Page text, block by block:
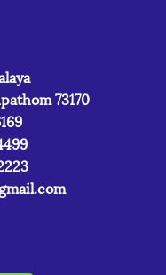
73170